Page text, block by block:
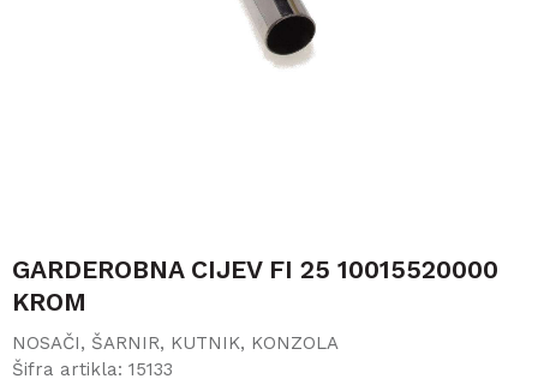
GARDEROBNA CIJEV FI 25 10015520000
KROM
NOSAČI, ŠARNIR, KUTNIK, KONZOLA
Šifra artikla: 15133